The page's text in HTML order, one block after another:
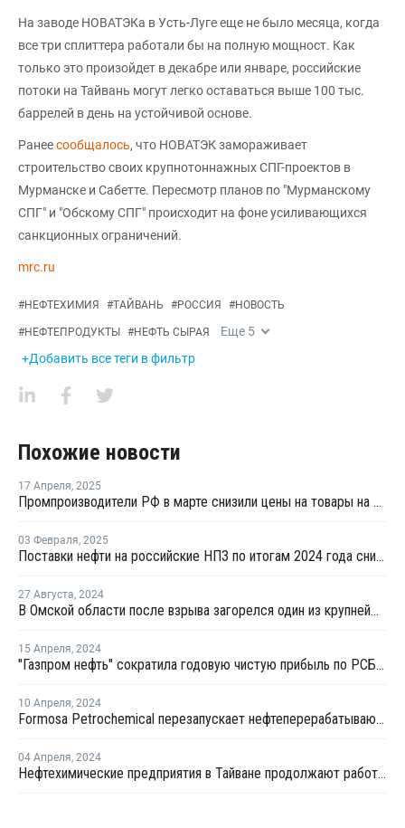
На заводе НОВАТЭКа в Усть-Луге еще не было месяца, когда
все три сплиттера работали бы на полную мощност. Как
только это произойдет в декабре или январе, российские
потоки на Тайвань могут легко оставаться выше 100 тыс.
баррелей в день на устойчивой основе.
Ранеесообщалось, что НОВАТЭК замораживает
строительство своих крупнотоннажных СПГ-проектов в
Мурманске и Сабетте. Пересмотр планов по "Мурманскому
СПГ" и "Обскому СПГ" происходит на фоне усиливающихся
санкционных ограничений.
mrc.ru
#НЕФТЕХИМИЯ #ТАЙВАНЬ #РОССИЯ #НОВОСТЬ
#НЕФТЕПРОДУКТЫ #НЕФТЬ СЫРАЯ Еще 5
+Добавить все теги в фильтр
Похожие новости
17 Апреля, 2025
Промпроизводители РФ в марте снизили цены на товары на 1,5%
03 Февраля, 2025
Поставки нефти на российские НПЗ по итогам 2024 года снизились на 2,5%
27 Августа, 2024
В Омской области после взрыва загорелся один из крупнейших НПЗ России
15 Апреля, 2024
"Газпром нефть" сократила годовую чистую прибыль по РСБУ на 16%
10 Апреля, 2024
Formosa Petrochemical перезапускает нефтеперерабатывающий завод в Майляо и производство
04 Апреля, 2024
Нефтехимические предприятия в Тайване продолжают работать в нормальном режиме